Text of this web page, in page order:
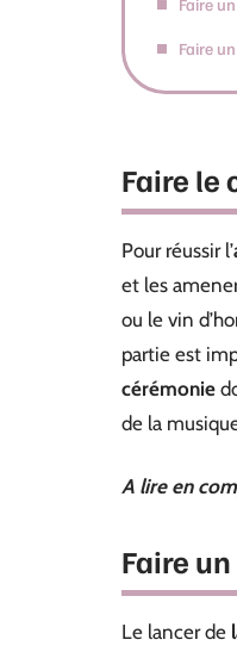
Faire
Faire
Faire le
Pour réussir l’
et les
ou le vin
partie est
cérémonie
de la
A lire en
Faire
Le lancer de